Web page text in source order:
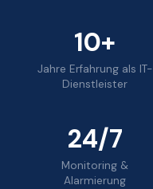
10+
Jahre Erfahrung als IT-
Dienstleister
24/7
Monitoring &
Alarmierung